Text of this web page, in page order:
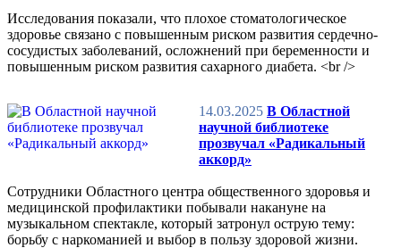
Исследования показали, что плохое стоматологическое
здоровье связано с повышенным риском развития сердечно-
сосудистых заболеваний, осложнений при беременности и
повышенным риском развития сахарного диабета. <br />
14.03.2025 В Областной
научной библиотеке
прозвучал «Радикальный
аккорд»
Сотрудники Областного центра общественного здоровья и
медицинской профилактики побывали накануне на
музыкальном спектакле, который затронул острую тему:
борьбу с наркоманией и выбор в пользу здоровой жизни.